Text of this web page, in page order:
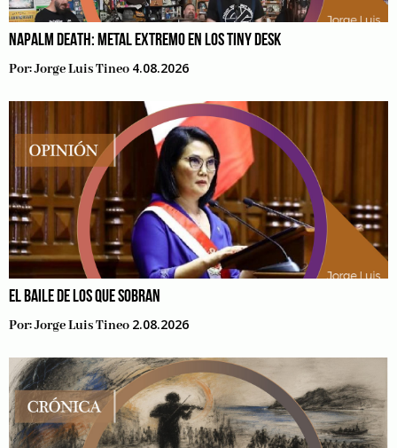
NAPALM DEATH: METAL EXTREMO EN LOS TINY DESK
Por:Jorge Luis Tineo 4.08.2026
EL BAILE DE LOS QUE SOBRAN
Por:Jorge Luis Tineo 2.08.2026